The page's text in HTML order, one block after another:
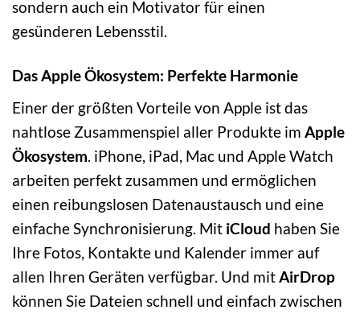
sondern auch ein Motivator für einen
gesünderen Lebensstil.
Das Apple Ökosystem: Perfekte Harmonie
Einer der größten Vorteile von Apple ist das
nahtlose Zusammenspiel aller Produkte im Apple
Ökosystem. iPhone, iPad, Mac und Apple Watch
arbeiten perfekt zusammen und ermöglichen
einen reibungslosen Datenaustausch und eine
einfache Synchronisierung. Mit iCloud haben Sie
Ihre Fotos, Kontakte und Kalender immer auf
allen Ihren Geräten verfügbar. Und mitAirDrop
können Sie Dateien schnell und einfach zwischen